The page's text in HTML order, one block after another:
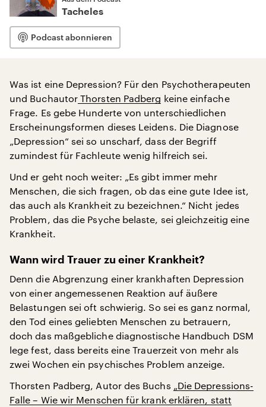
Tacheles
Podcast abonnieren
Was ist eine Depression? Für den Psychotherapeuten
und Buchautor Thorsten Padberg keine einfache
Frage. Es gebe Hunderte von unterschiedlichen
Erscheinungsformen dieses Leidens. Die Diagnose
„Depression“ sei so unscharf, dass der Begriff
zumindest für Fachleute wenig hilfreich sei.
Und er geht noch weiter: „Es gibt immer mehr
Menschen, die sich fragen, ob das eine gute Idee ist,
das auch als Krankheit zu bezeichnen.“ Nicht jedes
Problem, das die Psyche belaste, sei gleichzeitig eine
Krankheit.
Wann wird Trauer zu einer Krankheit?
Denn die Abgrenzung einer krankhaften Depression
von einer angemessenen Reaktion auf äußere
Belastungen sei oft schwierig. So sei es ganz normal,
den Tod eines geliebten Menschen zu betrauern,
doch das maßgebliche diagnostische Handbuch DSM
lege fest, dass bereits eine Trauerzeit von mehr als
zwei Wochen ein psychisches Problem anzeige.
Thorsten Padberg, Autor des Buchs „Die Depressions-
Falle – Wie wir Menschen für krank erklären, statt